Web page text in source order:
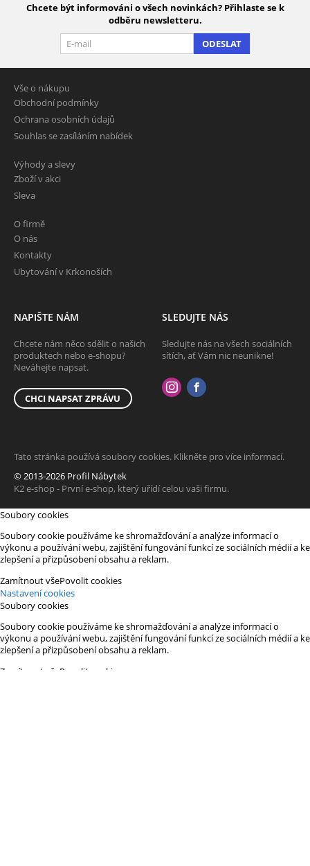
Chcete být informováni o všech novinkách? Přihlaste se k
odběru newsletteru.
ODESLAT
Vše o nákupu
Obchodní podmínky
Ochrana osobních údajů
Souhlas se zasíláním nabídek
Výhody a slevy
Zboží v akci
Sleva
O firmě
O nás
Kontakty
Ubytování v Krkonoších
NAPIŠTE NÁM
Chcete nám něco sdělit o našich
produktech nebo e-shopu?
Neváhejte napsat.
CHCI NAPSAT ZPRÁVU
SLEDUJTE NÁS
Sledujte nás na všech sociálních
sítích, ať Vám nic neunikne!
Tato stránka používá soubory cookies. Klikněte pro více informací.
© 2013-2026 Profil Nábytek
K2 e-shop - První e-shop, který uřídí celou vaši firmu.
Soubory cookies
Soubory cookie používáme ke shromažďování a analýze informací o
výkonu a používání webu, zajištění fungování funkcí ze sociálních médií a ke
zlepšení a přizpůsobení obsahu a reklam.
Zamítnout všePovolit cookies
Nastavení cookies
Soubory cookies
Soubory cookie používáme ke shromažďování a analýze informací o
výkonu a používání webu, zajištění fungování funkcí ze sociálních médií a ke
zlepšení a přizpůsobení obsahu a reklam.
Zamítnout vše Povolit cookies